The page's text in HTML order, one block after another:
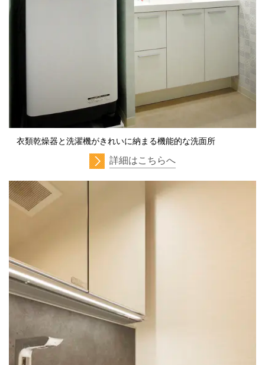
衣類乾燥器と洗濯機がきれいに納まる機能的な洗面所
詳細はこちらへ